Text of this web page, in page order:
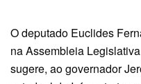
O deputado Euclides
na Assembleia
sugere, ao governador